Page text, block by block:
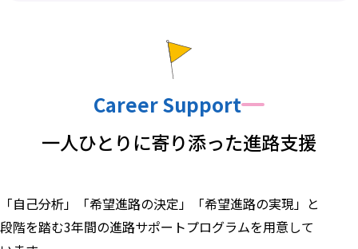
Career Support
一人ひとりに寄り添った進路支援
「自己分析」「希望進路の決定」「希望進路の実現」と
段階を踏む3年間の進路サポートプログラムを用意して